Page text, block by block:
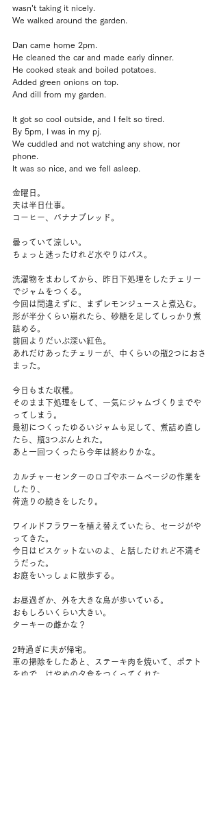
wasn’t taking it nicely.
We walked around the garden.
Dan came home 2pm.
He cleaned the car and made early dinner.
He cooked steak and boiled potatoes.
Added green onions on top.
And dill from my garden.
It got so cool outside, and I felt so tired.
By 5pm, I was in my pj.
We cuddled and not watching any show, nor
phone.
It was so nice, and we fell asleep.
金曜日。
夫は半日仕事。
コーヒー、バナナブレッド。
曇っていて涼しい。
ちょっと迷ったけれど水やりはパス。
洗濯物をまわしてから、昨日下処理をしたチェリー
でジャムをつくる。
今回は間違えずに、まずレモンジュースと煮込む。
形が半分くらい崩れたら、砂糖を足してしっかり煮
詰める。
前回よりだいぶ深い紅色。
あれだけあったチェリーが、中くらいの瓶2つにおさ
まった。
今日もまた収穫。
そのまま下処理をして、一気にジャムづくりまでや
ってしまう。
最初につくったゆるいジャムも足して、煮詰め直し
たら、瓶3つぶんとれた。
あと一回つくったら今年は終わりかな。
カルチャーセンターのロゴやホームページの作業を
したり、
荷造りの続きをしたり。
ワイルドフラワーを植え替えていたら、セージがや
ってきた。
今日はビスケットないのよ、と話したけれど不満そ
うだった。
お庭をいっしょに散歩する。
お昼過ぎか、外を大きな鳥が歩いている。
おもしろいくらい大きい。
ターキーの雌かな？
2時過ぎに夫が帰宅。
車の掃除をしたあと、ステーキ肉を焼いて、ポテト
をゆで、はやめの夕食をつくってくれた。